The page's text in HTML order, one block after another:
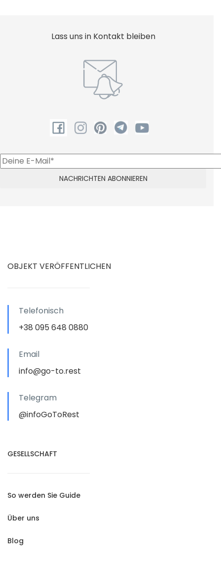
Lass uns in Kontakt bleiben
OBJEKT VERÖFFENTLICHEN
Telefonisch
+38 095 648 0880
Email
info@go-to.rest
Telegram
@infoGoToRest
GESELLSCHAFT
So werden Sie Guide
Über uns
Blog